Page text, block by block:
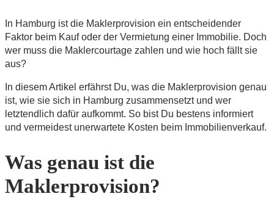
In Hamburg ist die Maklerprovision ein entscheidender
Faktor beim Kauf oder der Vermietung einer Immobilie. Doch
wer muss die Maklercourtage zahlen und wie hoch fällt sie
aus?
In diesem Artikel erfährst Du, was die Maklerprovision genau
ist, wie sie sich in Hamburg zusammensetzt und wer
letztendlich dafür aufkommt. So bist Du bestens informiert
und vermeidest unerwartete Kosten beim Immobilienverkauf.
Was genau ist die
Maklerprovision?